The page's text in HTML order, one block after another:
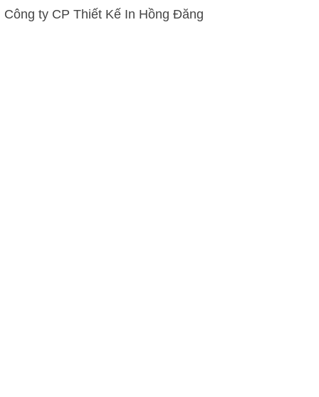
Công ty CP Thiết Kế In Hồng Đăng